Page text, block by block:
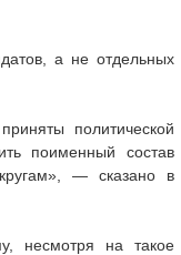
а не отдельных
политической
поименный состав
— сказано в
несмотря на такое